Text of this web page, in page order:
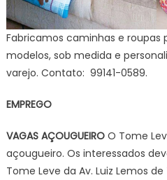
Fabricamos caminhas e
modelos, sob medida e
varejo. Contato: 99141-0589.
EMPREGO
VAGAS AÇOUGUEIROO Tome
açougueiro. Os interessados
Tome Leve da Av. Luiz Lemos de